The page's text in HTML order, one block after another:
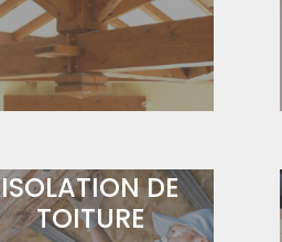
ISOLATION DE
TOITURE